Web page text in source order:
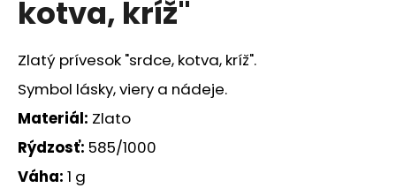
kotva, kríž"
Zlatý prívesok "srdce, kotva, kríž".
Symbol lásky, viery a nádeje.
Materiál: Zlato
Rýdzosť: 585/1000
Váha: 1 g
á
s
ť
?